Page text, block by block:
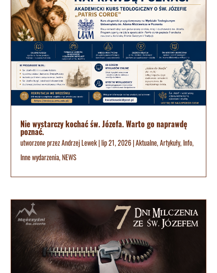
Nie wystarczy kochać św. Józefa. Warto go naprawdę
poznać.
utworzone przezAndrzej Lewek|lip 21, 2026|Aktualne,Artykuły, Info,
Inne wydarzenia,NEWS